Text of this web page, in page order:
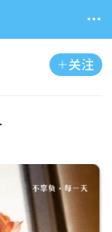

 关注